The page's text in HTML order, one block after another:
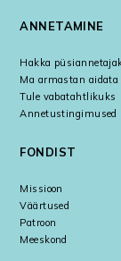
ANNETAMINE
Hakka
Ma armastan aidata
Tule vabatahtlikuks
Annetustingimused
FONDIST
Missioon
Väärtused
Patroon
Meeskond